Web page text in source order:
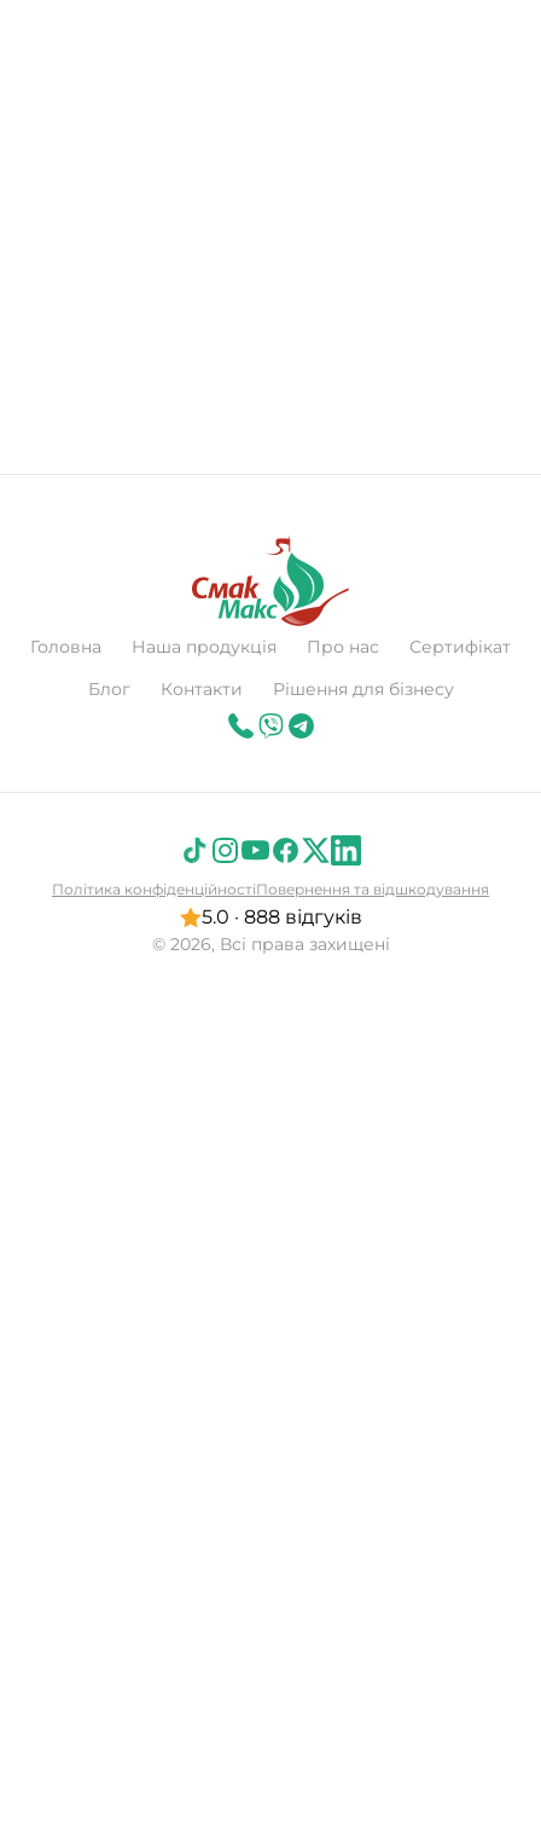
Головна Наша продукція Про нас
Сертифікат
Блог
Контакти Рішення для бізнесу
© 2026, Всі права захищені
5.0 · 888 відгуків
Політика конфіденційностіПовернення та відшкодування